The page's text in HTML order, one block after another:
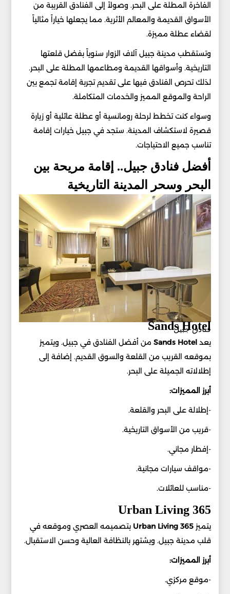
الفاخرة المطلة على البحر. وصولاً إلى الفنادق القريبة من
الأسواق القديمة والمعالم الأثرية. مما يجعلها خياراً مثالياً
لقضاء عطلة مميزة.
وتستقطب مدينة جبيل آلاف الزوار سنوياً بفضل قلعتها
التاريخية. وأسواقها القديمة ومطاعمها المطلة على البحر.
لذلك تحرص الفنادق فيها على تقديم تجربة إقامة تجمع بين
الراحة والموقع المميز والخدمات المتكاملة.
وسواء كنت تخطط لرحلة رومانسية أو عطلة عائلية أو زيارة
قصيرة لاستكشاف المدينة. ستجد في جبيل خيارات إقامة
تناسب جميع الاحتياجات.
أفضل فنادق جبيل.. إقامة مريحة بين
البحر وسحر المدينة التاريخية
فنادق جبيل
Sands Hotel
يعد
من أفضل الفنادق في جبيل. ويتميز
بموقعه القريب من القلعة والسوق القديم. إضافة إلى
إطلالاته الجميلة على البحر.
أبرز المميزات:
-إطلالة على البحر والقلعة.
-قريب من الأسواق التاريخية.
-إفطار مجاني.
-مواقف سيارات مجانية.
-مناسب للعائلات.
365 Urban Living
يتميز365 Urban Living
بتصميمه العصري وموقعه في
قلب مدينة جبيل. ويشتهر بالنظافة العالية وحسن الاستقبال.
أبرز المميزات:
-موقع مركزي.